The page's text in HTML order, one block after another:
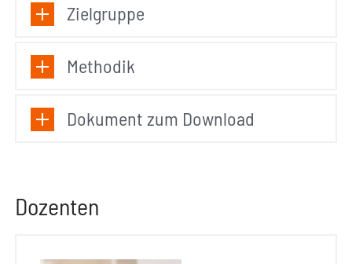
Zielgruppe
Methodik
Dokument zum Download
Dozenten